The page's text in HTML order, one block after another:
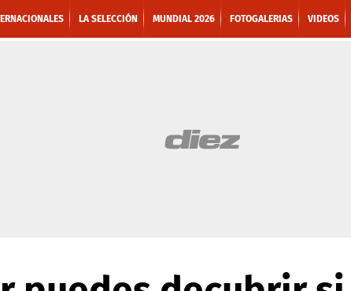
LA SELECCIÓN MUNDIAL 2026 FOTOGALERIAS VIDEOS